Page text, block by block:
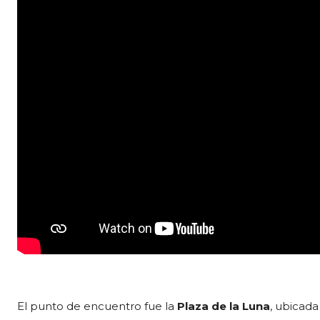
El punto de encuentro fue la Plaza de la Luna,